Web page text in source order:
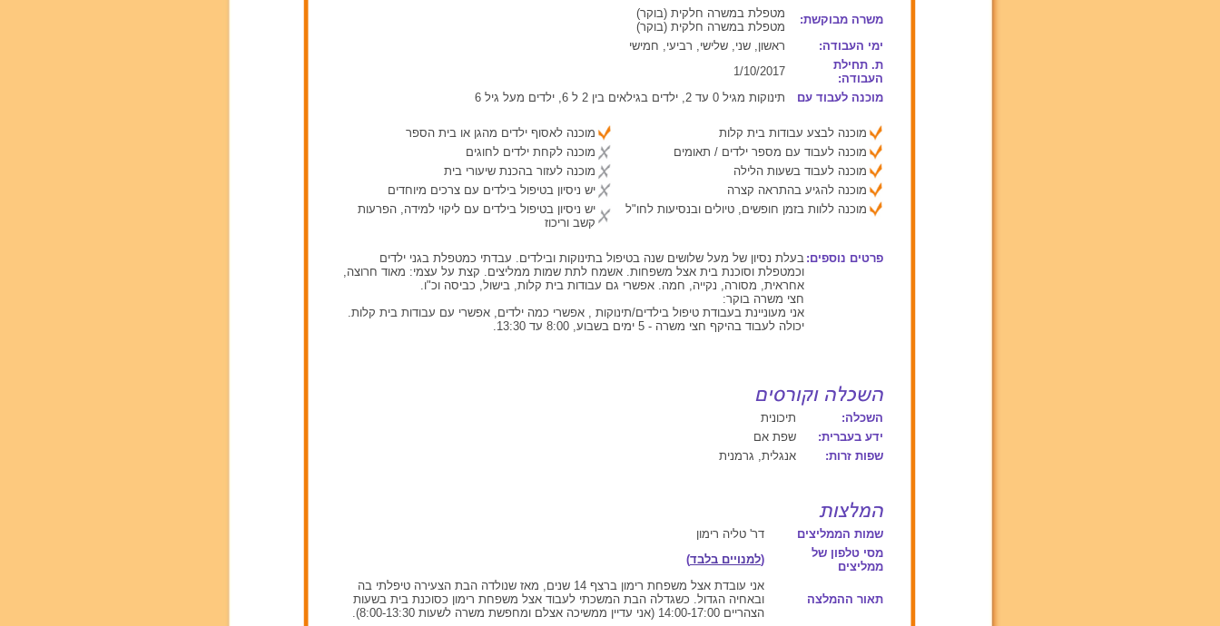
משרה מבוקשת:
מטפלת במשרה חלקית (בוקר)
מטפלת במשרה חלקית (בוקר)
ימי העבודה:
ראשון, שני, שלישי, רביעי, חמישי
ת. תחילת
העבודה:
1/10/2017
מוכנה לעבוד עם
תינוקות מגיל 0 עד 2, ילדים בגילאים בין 2 ל 6, ילדים מעל גיל 6
מוכנה לבצע עבודות בית קלות
מוכנה לעבוד עם מספר ילדים / תאומים
מוכנה לעבוד בשעות הלילה
מוכנה להגיע בהתראה קצרה
מוכנה ללוות בזמן חופשים, טיולים ובנסיעות לחו"ל
מוכנה לאסוף ילדים מהגן או בית הספר
מוכנה לקחת ילדים לחוגים
מוכנה לעזור בהכנת שיעורי בית
יש ניסיון בטיפול בילדים עם צרכים מיוחדים
יש ניסיון בטיפול בילדים עם ליקוי למידה, הפרעות
קשב וריכוז
פרטים נוספים: בעלת נסיון של מעל שלושים שנה בטיפול בתינוקות ובילדים. עבדתי כמטפלת בגני ילדים
וכמטפלת וסוכנת בית אצל משפחות. אשמח לתת שמות ממליצים. קצת על עצמי: מאוד חרוצה,
אחראית, מסורה, נקייה, חמה. אפשרי גם עבודות בית קלות, בישול, כביסה וכ"ו.
חצי משרה בוקר:
אני מעוניינת בעבודת טיפול בילדים/תינוקות , אפשרי כמה ילדים, אפשרי עם עבודות בית קלות.
יכולה לעבוד בהיקף חצי משרה - 5 ימים בשבוע, 8:00 עד 13:30.
השכלה:
תיכונית
ידע בעברית:
שפת אם
שפות זרות:
אנגלית, גרמנית
שמות הממליצים
דר' טליה רימון
מסי טלפון של
ממליצים
(למנויים בלבד)
תאור ההמלצה
אני עובדת אצל משפחת רימון ברצף 14 שנים, מאז שנולדה הבת הצעירה טיפלתי בה
ובאחיה הגדול. כשגדלה הבת המשכתי לעבוד אצל משפחת רימון כסוכנת בית בשעות
הצהריים 14:00-17:00 (אני עדיין ממשיכה אצלם ומחפשת משרה לשעות 8:00-13:30).